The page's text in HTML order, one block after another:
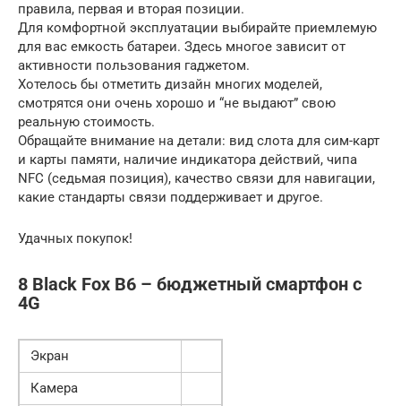
правила, первая и вторая позиции.
Для комфортной эксплуатации выбирайте приемлемую
для вас емкость батареи. Здесь многое зависит от
активности пользования гаджетом.
Хотелось бы отметить дизайн многих моделей,
смотрятся они очень хорошо и “не выдают” свою
реальную стоимость.
Обращайте внимание на детали: вид слота для сим-карт
и карты памяти, наличие индикатора действий, чипа
NFC (седьмая позиция), качество связи для навигации,
какие стандарты связи поддерживает и другое.
Удачных покупок!
8 Black Fox B6 – бюджетный смартфон с
4G
Экран
Камера